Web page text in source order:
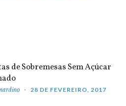
de Sobremesas Sem Açúcar
28 DE FEVEREIRO, 2017